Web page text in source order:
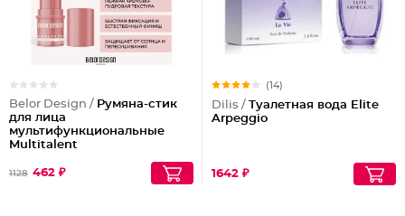
Belor Design / Румяна-стик
для лица
мультифункциональные
Multitalent
1128 462 ₽
(14)
Dilis /
Туалетная вода Elite
Arpeggio
1642 ₽